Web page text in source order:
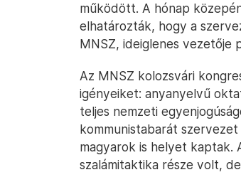
működött. A hónap
elhatározták, hogy a
MNSZ, ideiglenes vezetője
Az MNSZ kolozsvári
igényeiket: anyanyelvű
teljes nemzeti
kommunistabarát
magyarok is helyet kaptak.
szalámitaktika része volt,